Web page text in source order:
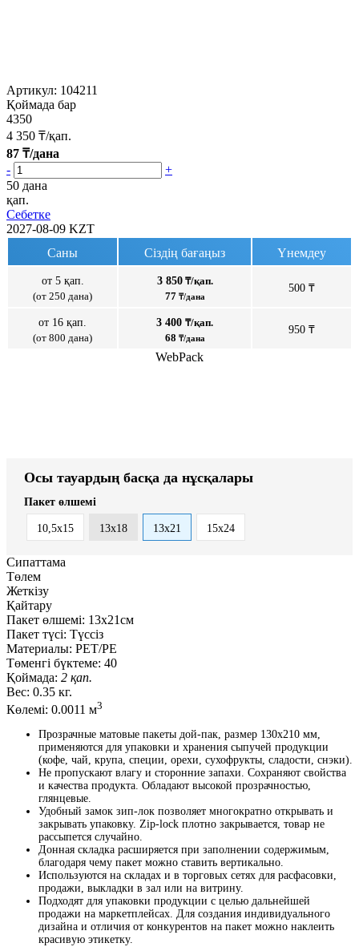
Артикул: 104211
Қоймада бар
4350
4 350 ₸/қап.
87 ₸/дана
-
+
50 дана
қап.
Себетке
2027-08-09 KZT
Саны
Сіздің бағаңыз Үнемдеу
от 5 қап.
(от 250 дана)
3 850₸/қап.
77 ₸/дана
500 ₸
от 16 қап.
(от 800 дана)
3 400 ₸/қап.
68 ₸/дана
950 ₸
WebPack
Осы тауардың басқа да нұсқалары
Пакет өлшемі
10,5х15 13x18 13х21 15х24
Сипаттама
Төлем
Жеткізу
Қайтару
Пакет өлшемі: 13х21см
Пакет түсі: Түссіз
Материалы: РЕТ/РЕ
Төменгі бүктеме: 40
Қоймада: 2 қап.
Вес: 0.35 кг.
Көлемі: 0.0011 м3
Прозрачные матовые пакеты дой-пак, размер 130x210 мм,
применяются для упаковки и хранения сыпучей продукции
(кофе, чай, крупа, специи, орехи, сухофрукты, сладости, снэки).
Не пропускают влагу и сторонние запахи. Сохраняют свойства
и качества продукта. Обладают высокой прозрачностью,
глянцевые.
Удобный замок зип-лок позволяет многократно открывать и
закрывать упаковку. Zip-lock плотно закрывается, товар не
рассыпется случайно.
Донная складка расширяется при заполнении содержимым,
благодаря чему пакет можно ставить вертикально.
Используются на складах и в торговых сетях для расфасовки,
продажи, выкладки в зал или на витрину.
Подходят для упаковки продукции с целью дальнейшей
продажи на маркетплейсах. Для создания индивидуального
дизайна и отличия от конкурентов на пакет можно наклеить
красивую этикетку.